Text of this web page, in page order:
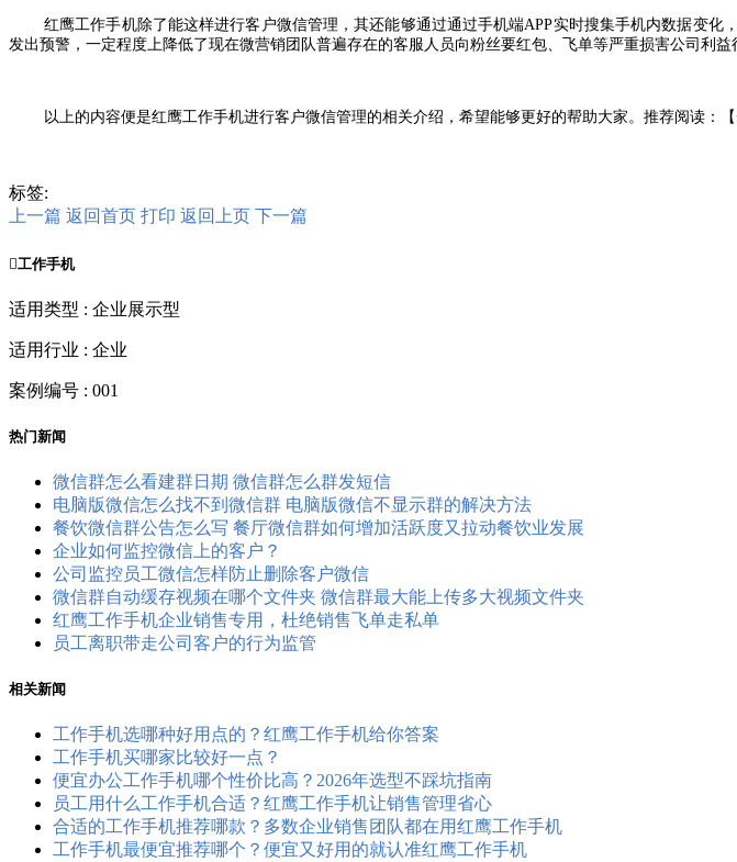
红鹰工作手机除了能这样进行客户微信管理，其还能够通过通过手机端APP实时搜集手机内数据变化
发出预警，一定程度上降低了现在微营销团队普遍存在的客服人员向粉丝要红包、飞单等严重损害公司利益
以上的内容便是红鹰工作手机进行客户微信管理的相关介绍，希望能够更好的帮助大家。推荐阅读：【
标签:
上一篇 返回首页 打印 返回上页 下一篇
工作手机
适用类型 : 企业展示型
适用行业 : 企业
案例编号 : 001
热门新闻
微信群怎么看建群日期 微信群怎么群发短信
电脑版微信怎么找不到微信群 电脑版微信不显示群的解决方法
餐饮微信群公告怎么写 餐厅微信群如何增加活跃度又拉动餐饮业发展
企业如何监控微信上的客户？
公司监控员工​微信怎样防止删除客户微信
微信群自动缓存视频在哪个文件夹 微信群最大能上传多大视频文件夹
红鹰工作手机企业销售专用，杜绝销售飞单走私单
员工离职带走公司客户的行为监管
相关新闻
工作手机选哪种好用点的？红鹰工作手机给你答案
工作手机买哪家比较好一点？
便宜办公工作手机哪个性价比高？2026年选型不踩坑指南
员工用什么工作手机合适？红鹰工作手机让销售管理省心
合适的工作手机推荐哪款？多数企业销售团队都在用红鹰工作手机
工作手机最便宜推荐哪个？便宜又好用的就认准红鹰工作手机